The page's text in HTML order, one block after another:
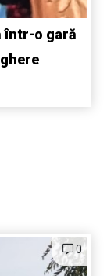
într-o gară
0